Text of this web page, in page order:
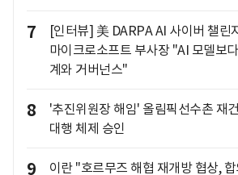
7
[인터뷰] 美 DARPA AI 사이버 챌린
마이크로소프트 부사장 "AI 모델보
계와 거버넌스"
8
'추진위원장 해임' 올림픽선수촌 재
대행 체제 승인
9 이란 "호르무즈 해협 재개방 협상,